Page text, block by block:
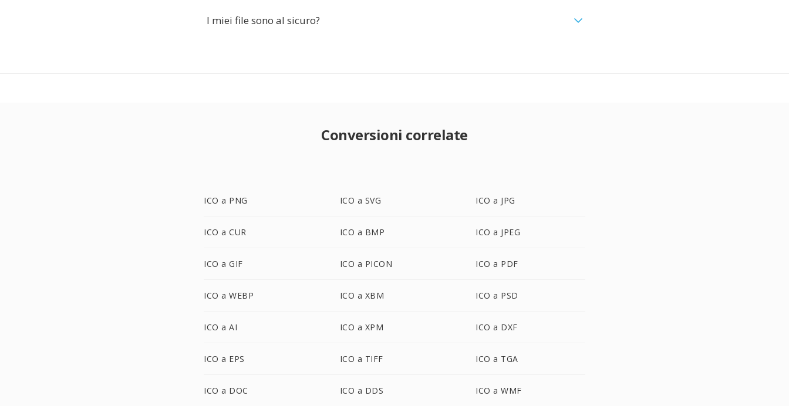
I miei file sono al sicuro?
Conversioni correlate
ICO a PNG ICO a SVG ICO a JPG
ICO a CUR ICO a BMP ICO a JPEG
ICO a GIF ICO a PICON ICO a PDF
ICO a WEBP ICO a XBM ICO a PSD
ICO a AI ICO a XPM ICO a DXF
ICO a EPS ICO a TIFF ICO a TGA
ICO a DOC ICO a DDS ICO a WMF